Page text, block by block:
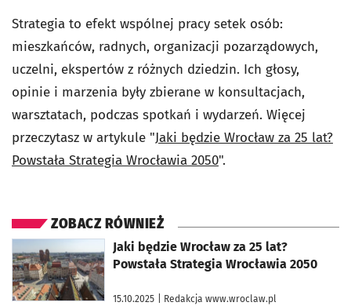
Strategia to efekt wspólnej pracy setek osób:
mieszkańców, radnych, organizacji pozarządowych,
uczelni, ekspertów z różnych dziedzin. Ich głosy,
opinie i marzenia były zbierane w konsultacjach,
warsztatach, podczas spotkań i wydarzeń. Więcej
przeczytasz w artykule "Jaki będzie Wrocław za 25 lat?
Powstała Strategia Wrocławia 2050".
ZOBACZ RÓWNIEŻ
Jaki będzie Wrocław za 25 lat?
Powstała Strategia Wrocławia 2050
15.10.2025 | Redakcja www.wroclaw.pl
otworzy się w nowej karcie